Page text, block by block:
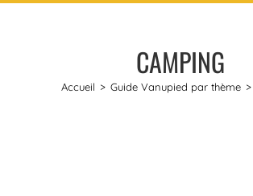
CAMPING
Accueil > Guide Vanupied par thème >